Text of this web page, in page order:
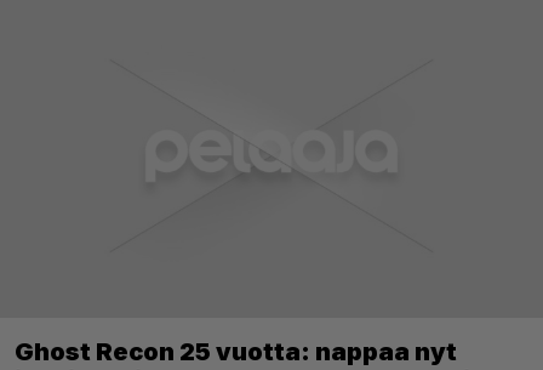
Ghost Recon 25 vuotta: nappaa nyt